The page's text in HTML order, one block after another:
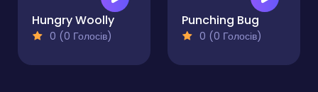
Hungry Woolly
0 (0 Голосів)
Punching Bug
0 (0 Голосів)